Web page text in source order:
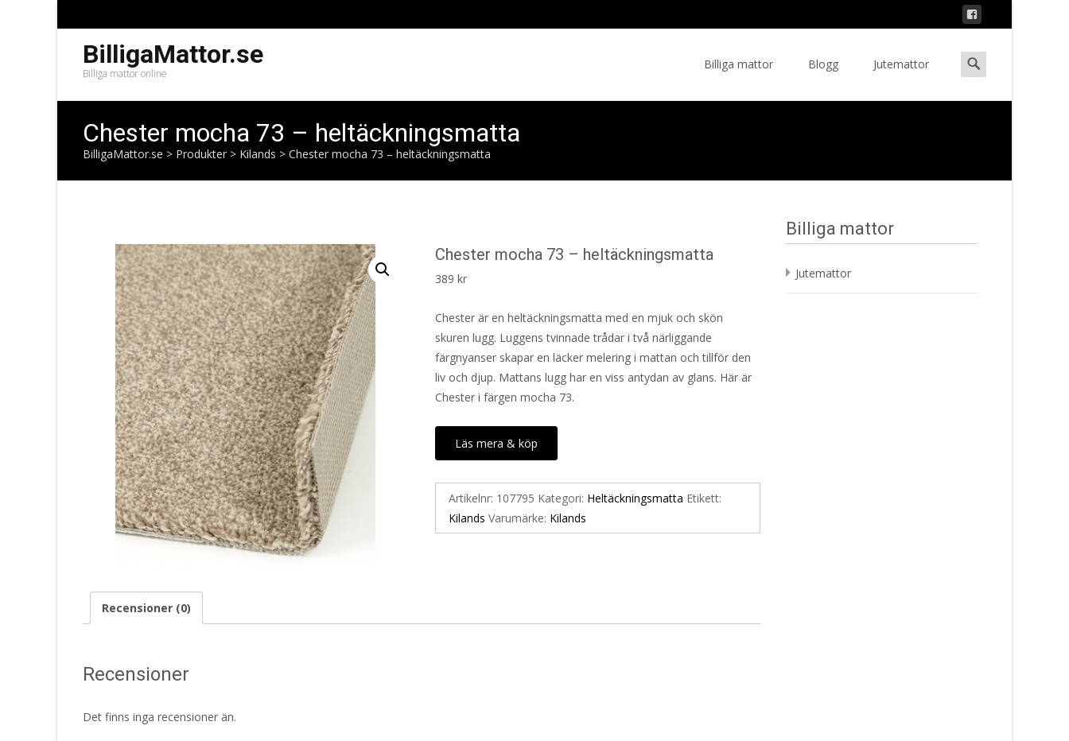
BilligaMattor.se
Billiga mattor online
Billiga mattor Blogg Jutemattor
Search
for:
Chester mocha 73 – heltäckningsmatta
BilligaMattor.se > Produkter > Kilands > Chester mocha 73 – heltäckningsmatta
Chester mocha 73 – heltäckningsmatta
389kr
Chester är en heltäckningsmatta med en mjuk och skön
skuren lugg. Luggens tvinnade trådar i två närliggande
färgnyanser skapar en läcker melering i mattan och tillför den
liv och djup. Mattans lugg har en viss antydan av glans. Här är
Chester i färgen mocha 73.
Läs mera & köp
Artikelnr: 107795 Kategori: Heltäckningsmatta Etikett:
Kilands Varumärke: Kilands
Recensioner (0)
Recensioner
Det finns inga recensioner än.
Billiga mattor
Jutemattor